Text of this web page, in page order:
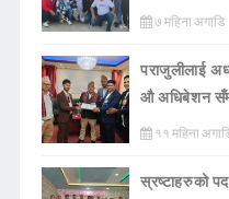
७ महिना अगाडि
पराजुलीलाई
औ अधिबेशन
११ महिना
स्रष्टाहरुको